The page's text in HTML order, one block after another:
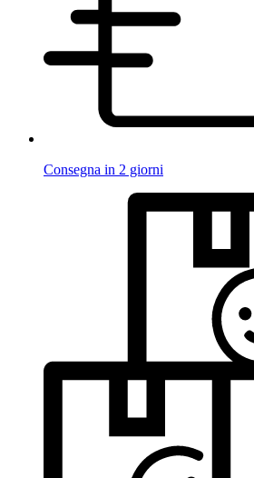
Consegna in 2 giorni